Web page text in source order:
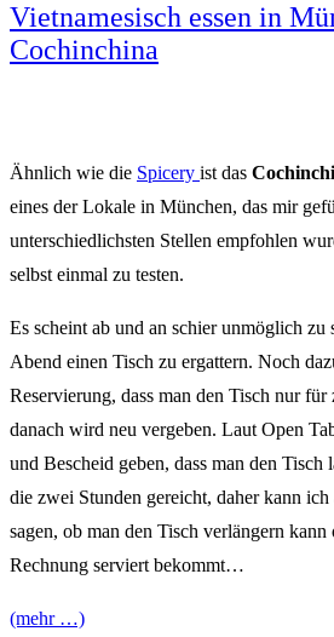
Vietnamesisch essen in
Cochinchina
Ähnlich wie die Spicery ist das
eines der Lokale in München, das mir
unterschiedlichsten Stellen empfohlen
selbst einmal zu testen.
Es scheint ab und an schier unmöglich zu
Abend einen Tisch zu ergattern. Noch
Reservierung, dass man den Tisch nur
danach wird neu vergeben. Laut Open
und Bescheid geben, dass man den Tisch
die zwei Stunden gereicht, daher kann
sagen, ob man den Tisch verlängern
Rechnung serviert bekommt…
(mehr …)